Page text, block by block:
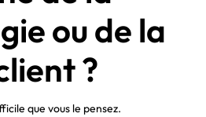
ou de la
?
que vous le pensez.